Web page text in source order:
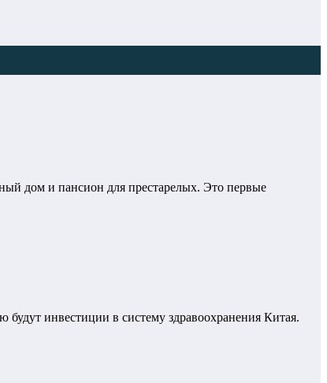
дом и пансион для престарелых. Это первые
инвестиции в систему здравоохранения Китая.